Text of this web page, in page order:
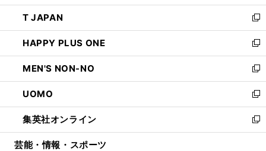
開
く
ウ
で
開
く
ン
ド
ウ
で
開
く
ウ
ィ
ン
ド
ウ
で
開
く
し
い
ウ
ィ
ン
ド
ウ
で
開
く
T JAPAN
新
し
い
ウ
ィ
ン
ド
ウ
で
開
HAPPY PLUS ONE
新
し
い
ウ
ィ
ン
ド
ウ
MEN'S NON-NO
新
し
い
ウ
ィ
ン
UOMO
新
し
い
ウ
集英社オンライン
新
し
芸能・情報・スポーツ